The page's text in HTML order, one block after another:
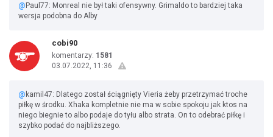
@ Paul77: Monreal nie był taki ofensywny. Grimaldo to bardziej taka
wersja podobna do Alby
cobi90
komentarzy: 1581
03.07.2022, 11:36
@ kamil47: Dlatego został ściągnięty Vieria żeby przetrzymać troche
piłkę w środku. Xhaka kompletnie nie ma w sobie spokoju jak ktos na
niego biegnie to albo podaje do tyłu albo strata. On to odebrać piłkę i
szybko podać do najbliższego.